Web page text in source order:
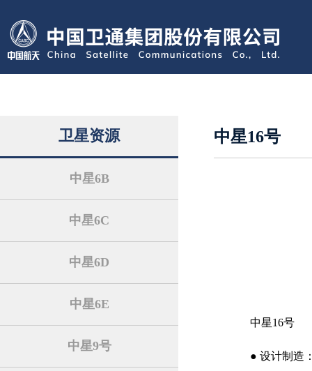
卫星资源
中星6B
中星6C
中星6D
中星6E
中星9号
中星16号
中星16号
● 设计制造